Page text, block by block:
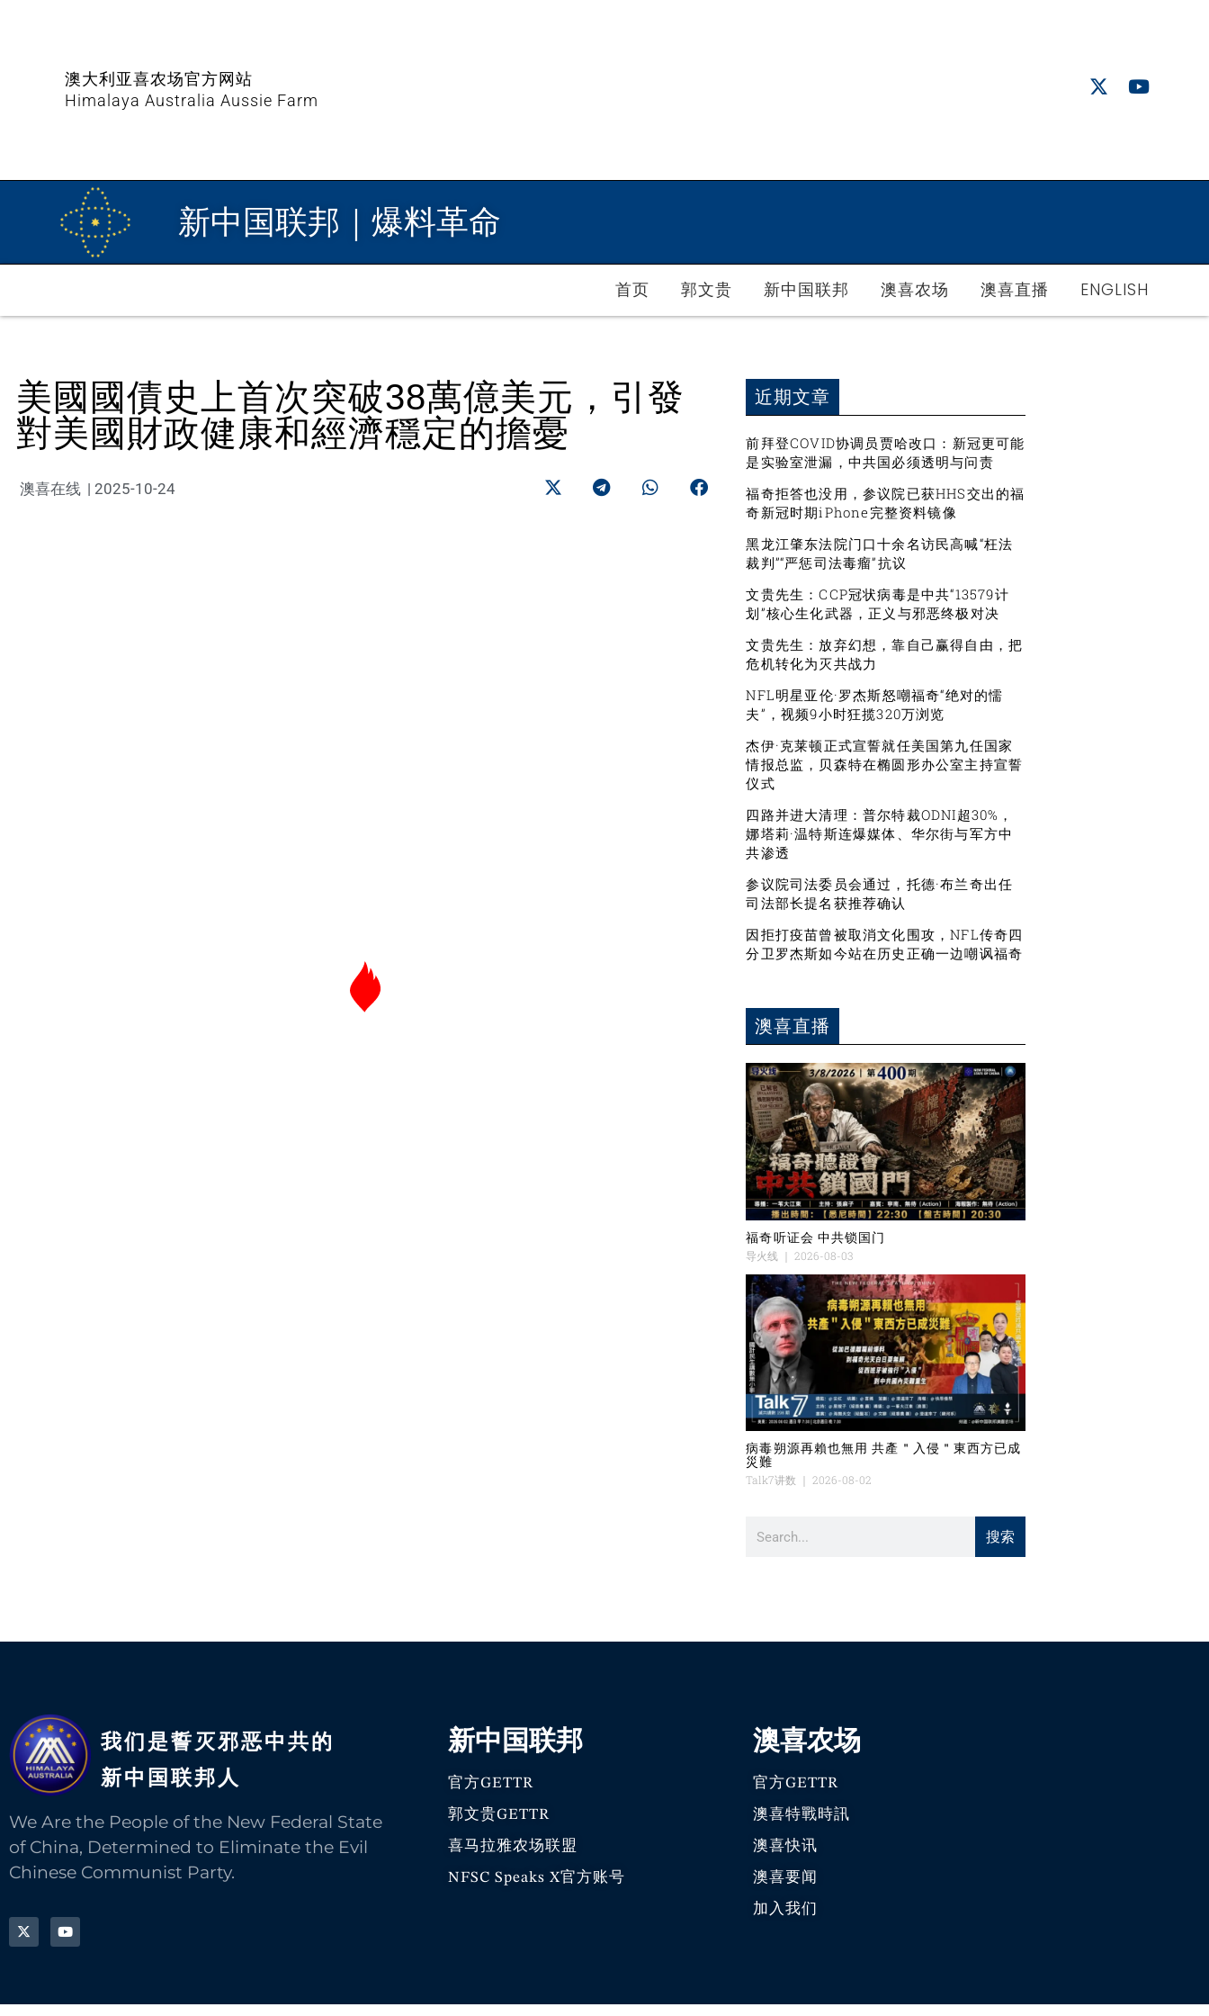
澳大利亚喜农场官方网站
Himalaya Australia Aussie Farm
新中国联邦｜爆料革命
首页 郭文贵 新中国联邦 澳喜农场 澳喜直播 ENGLISH
美國國債史上首次突破38萬億美元，引發
對美國財政健康和經濟穩定的擔憂
澳喜在线 | 2025-10-24
近期文章
前拜登COVID协调员贾哈改口：新冠更可能
是实验室泄漏，中共国必须透明与问责
福奇拒答也没用，参议院已获HHS交出的福
奇新冠时期iPhone完整资料镜像
黑龙江肇东法院门口十余名访民高喊“枉法
裁判”“严惩司法毒瘤”抗议
文贵先生：CCP冠状病毒是中共“13579计
划”核心生化武器，正义与邪恶终极对决
文贵先生：放弃幻想，靠自己赢得自由，把
危机转化为灭共战力
NFL明星亚伦·罗杰斯怒嘲福奇“绝对的懦
夫”，视频9小时狂揽320万浏览
杰伊·克莱顿正式宣誓就任美国第九任国家
情报总监，贝森特在椭圆形办公室主持宣誓
仪式
四路并进大清理：普尔特裁ODNI超30%，
娜塔莉·温特斯连爆媒体、华尔街与军方中
共渗透
参议院司法委员会通过，托德·布兰奇出任
司法部长提名获推荐确认
因拒打疫苗曾被取消文化围攻，NFL传奇四
分卫罗杰斯如今站在历史正确一边嘲讽福奇
澳喜直播
福奇听证会 中共锁国门
导火线
2026-08-03
病毒朔源再賴也無用 共產＂入侵＂東西方已成
災難
Talk7讲数
2026-08-02
搜索
我们是誓灭邪恶中共的
新中国联邦人​
We Are the People of the New Federal State
of China, Determined to Eliminate the Evil
Chinese Communist Party.
新中国联邦
官方GETTR
郭文贵GETTR
喜马拉雅农场联盟
NFSC Speaks X官方账号
澳喜农场
官方GETTR
澳喜特戰時訊
澳喜快讯
澳喜要闻
加入我们